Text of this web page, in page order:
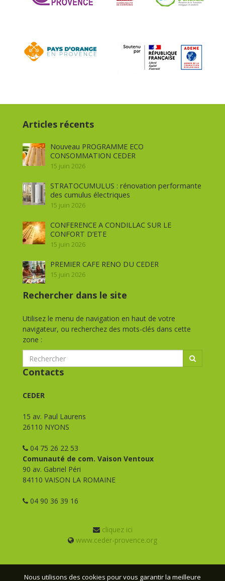
Nous utilisons des cookies pour vous garantir la meilleure
Articles récents
Nouveau PROGRAMME ECO
CONSOMMATION CEDER
15 juin 2026
STRATOCUMULUS : rénovation performante
des cumulus électriques
15 juin 2026
CONFERENCE A CONDILLAC SUR LE
CONFORT D’ETE
15 juin 2026
PREMIER CAFE RENO DU CEDER
15 juin 2026
Rechercher dans le site
Utilisez le menu de navigation en haut de votre
navigateur, ou recherchez des mots-clés dans cette
zone :
Contacts
CEDER
15 av. Paul Laurens
26110 NYONS
04 75 26 22 53
Comunauté de com. Vaison Ventoux
90 av. Gabriel Péri
84110 VAISON LA ROMAINE
04 90 36 39 16
cliquez ici
www.ceder-provence.org